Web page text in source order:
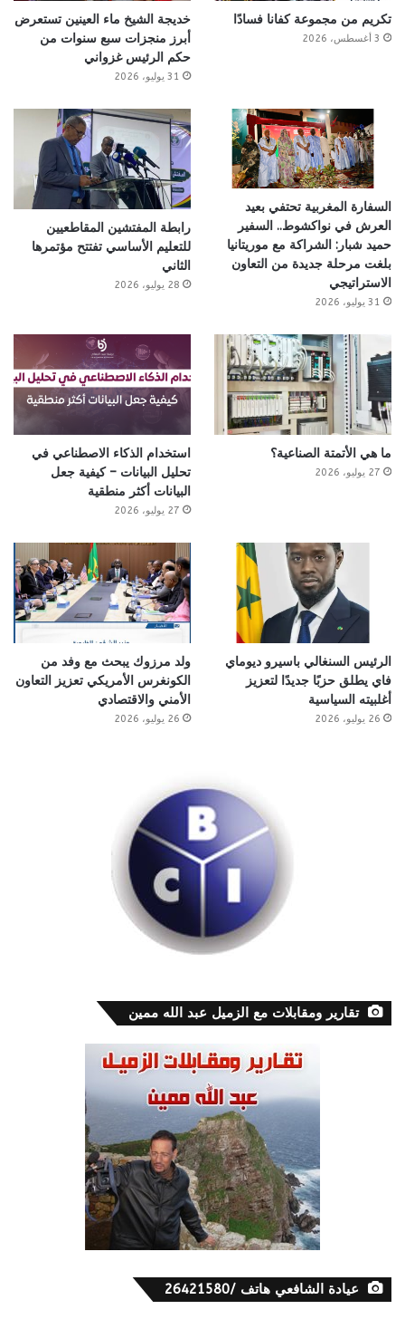
تكريم من مجموعة كفانا فسادًا
3 أغسطس، 2026
خديجة الشيخ ماء العينين تستعرض
أبرز منجزات سبع سنوات من
حكم الرئيس غزواني
31 يوليو، 2026
السفارة المغربية تحتفي بعيد
العرش في نواكشوط.. السفير
حميد شبار: الشراكة مع موريتانيا
بلغت مرحلة جديدة من التعاون
الاستراتيجي
31 يوليو، 2026
رابطة المفتشين المقاطعيين
للتعليم الأساسي تفتتح مؤتمرها
الثاني
28 يوليو، 2026
ما هي الأتمتة الصناعية؟
27 يوليو، 2026
استخدام الذكاء الاصطناعي في
تحليل البيانات – كيفية جعل
البيانات أكثر منطقية
27 يوليو، 2026
الرئيس السنغالي باسيرو ديوماي
فاي يطلق حزبًا جديدًا لتعزيز
أغلبيته السياسية
26 يوليو، 2026
ولد مرزوك يبحث مع وفد من
الكونغرس الأمريكي تعزيز التعاون
الأمني والاقتصادي
26 يوليو، 2026
تقارير ومقابلات مع الزميل عبد الله ممين
عيادة الشافعي هاتف /26421580